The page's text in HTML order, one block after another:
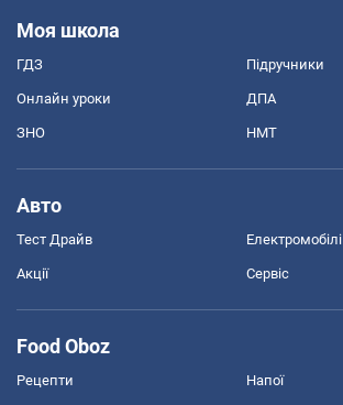
Моя школа
ГДЗ Підручники
Онлайн уроки ДПА
ЗНО НМТ
Авто
Тест Драйв Електромобілі
Акції Сервіс
Food Oboz
Рецепти Напої